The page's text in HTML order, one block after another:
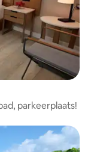
parkeerplaats!